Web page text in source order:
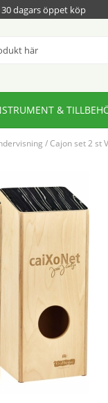
30 dagars öppet köp
&
/Cajon set 2 st